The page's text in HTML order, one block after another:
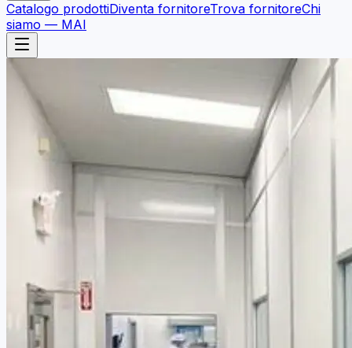
Catalogo prodottiDiventa fornitoreTrova fornitoreChi
siamo — MAI